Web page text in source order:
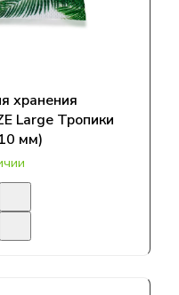
хранения
Large Тропики
мм)